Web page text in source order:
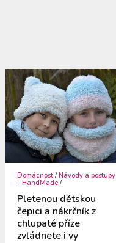
Domácnost /Návody a postupy
- HandMade /
Pletenou dětskou
čepici a nákrčník z
chlupaté příze
zvládnete i vy